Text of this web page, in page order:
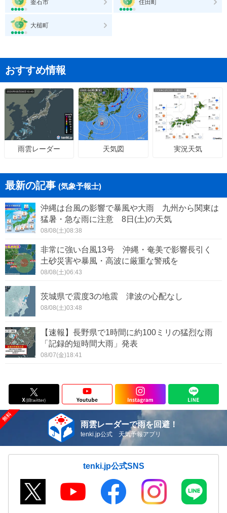
釜石市 住田町
大槌町
おすすめ情報
雨雲レーダー 天気図 実況天気
最新の記事 (気象予報士)
沖縄は台風の影響で暴風や大雨 九州から関東は
猛暑・急な雨に注意 8日(土)の天気
08/08(土)08:38
非常に強い台風13号 沖縄・奄美で影響長引く
土砂災害や暴風・高波に厳重な警戒を
08/08(土)06:43
茨城県で震度3の地震 津波の心配なし
08/08(土)03:48
【速報】長野県で1時間に約100ミリの猛烈な雨
「記録的短時間大雨」発表
08/07(金)18:41
雨雲レーダーで雨を回避！
tenki.jp公式 天気予報アプリ
tenki.jp公式SNS